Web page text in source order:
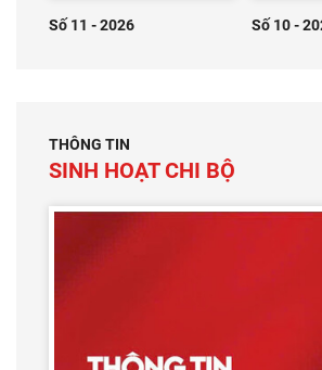
Số 11 - 2026 Số 10 -
THÔNG TIN
SINH HOẠT CHI BỘ